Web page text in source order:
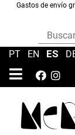
Gastos de envío
PT EN ES